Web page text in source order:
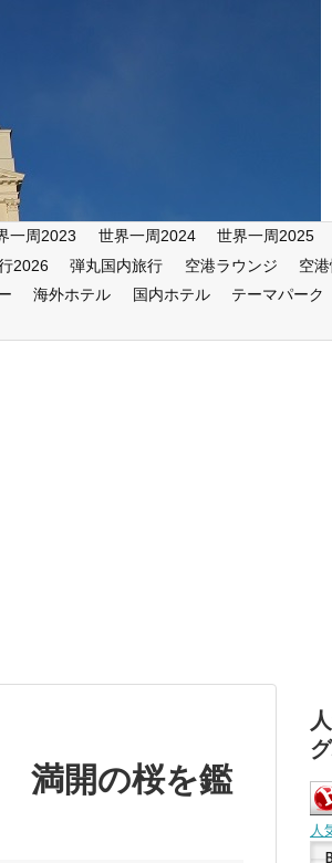
一周2023 世界一周2024 世界一周2025
2026 弾丸国内旅行 空港ラウンジ 空
海外ホテル 国内ホテル テーマパーク
満開の桜を鑑
人